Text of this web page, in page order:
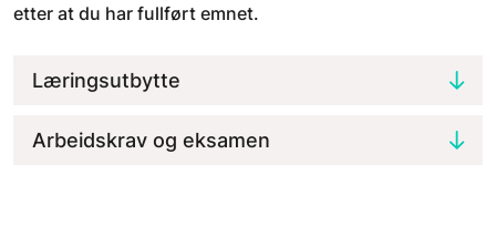
etter at du har fullført emnet.
Læringsutbytte
Arbeidskrav og eksamen